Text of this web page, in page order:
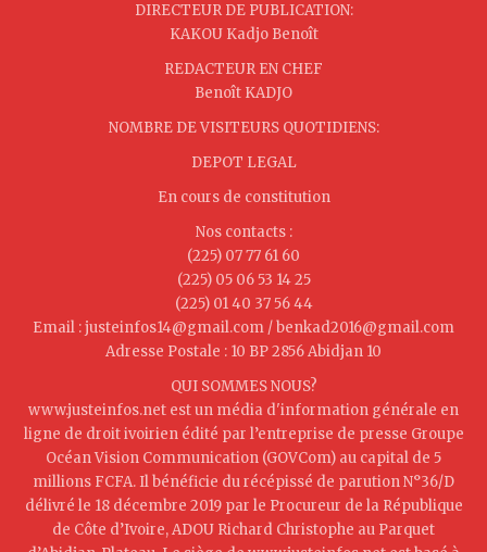
DIRECTEUR DE PUBLICATION:
KAKOU Kadjo Benoît
REDACTEUR EN CHEF
Benoît KADJO
NOMBRE DE VISITEURS QUOTIDIENS:
DEPOT LEGAL
En cours de constitution
Nos contacts :
(225) 07 77 61 60
(225) 05 06 53 14 25
(225) 01 40 37 56 44
Email : justeinfos14@gmail.com / benkad2016@gmail.com
Adresse Postale : 10 BP 2856 Abidjan 10
QUI SOMMES NOUS?
www.justeinfos.net est un média d'information générale en
ligne de droit ivoirien édité par l’entreprise de presse Groupe
Océan Vision Communication (GOVCom) au capital de 5
millions FCFA. Il bénéficie du récépissé de parution N°36/D
délivré le 18 décembre 2019 par le Procureur de la République
de Côte d’Ivoire, ADOU Richard Christophe au Parquet